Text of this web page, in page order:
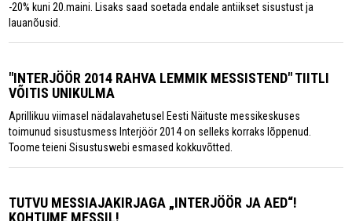
-20% kuni 20.maini. Lisaks saad soetada endale antiikset sisustust ja
lauanõusid.
"INTERJÖÖR 2014 RAHVA LEMMIK MESSISTEND" TIITLI
VÕITIS UNIKULMA
Aprillikuu viimasel nädalavahetusel Eesti Näituste messikeskuses
toimunud sisustusmess Interjöör 2014 on selleks korraks lõppenud.
Toome teieni Sisustuswebi esmased kokkuvõtted.
TUTVU MESSIAJAKIRJAGA „INTERJÖÖR JA AED“!
KOHTUME MESSIL!